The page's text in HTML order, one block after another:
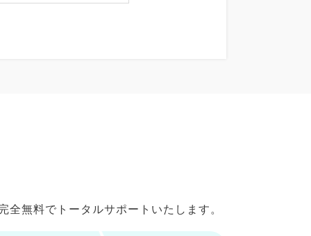
無料でトータルサポートいたします。